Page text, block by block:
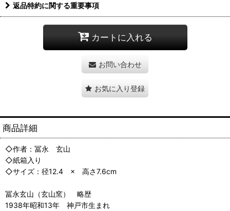
返品特約に関する重要事項
カートに入れる
お問い合わせ
お気に入り登録
商品詳細
◇作者：冨永 玄山
◇紙箱入り
◇サイズ：径12.4 × 高さ7.6cm
冨永玄山（玄山窯） 略歴
1938年昭和13年 神戸市生まれ